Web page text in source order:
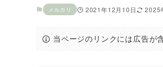
メルカリ 2021年12月10日 2025
当ページのリンクには広告が